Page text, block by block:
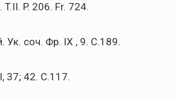
P. 206. Fr. 724.
Ук. соч. Фр. IX , 9. С.189.
37; 42. С.117.